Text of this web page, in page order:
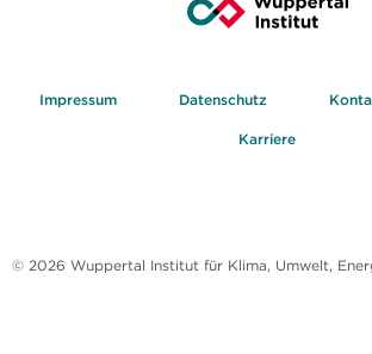
Impressum Datenschutz
Karriere
© 2026 Wuppertal Institut für Klima, Umwelt,